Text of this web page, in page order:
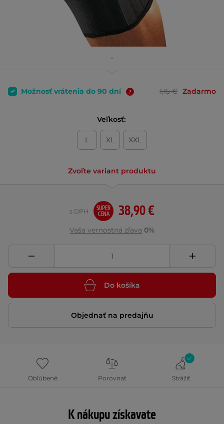
Možnosť vrátenia do 90 dní 1,15 € Zadarmo
Veľkosť:
L XL XXL
Zvoľte variant produktu
38,90 €
s DPH
SUPER
CENA
Vaša vernostná zľava 0%
Do košíka
Objednať na predajňu
Obľúbené Porovnať Strážiť
K nákupu získavate